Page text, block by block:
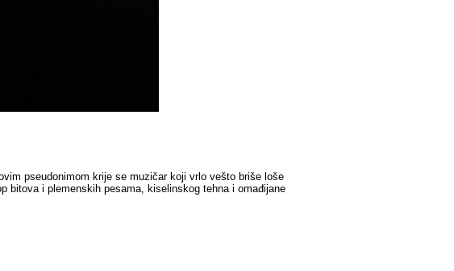
pseudonimom krije se muzičar koji vrlo vešto briše loše
bitova i plemenskih pesama, kiselinskog tehna i omađijane